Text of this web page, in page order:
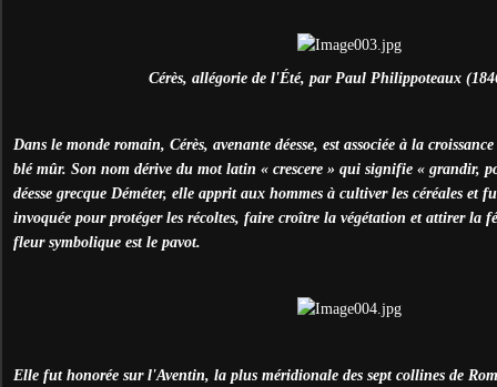
Cérès, allégorie de l'Été, par Paul Philippoteaux
Dans le monde romain, Cérès, avenante déesse, est associée à la
blé mûr. Son nom dérive du mot latin « crescere » qui signifie « grandir,
déesse grecque Déméter, elle apprit aux hommes à cultiver les céréales et
invoquée pour protéger les récoltes, faire croître la végétation et attirer la
fleur symbolique est le pavot.
Elle fut honorée sur l'Aventin, la plus méridionale des sept collines de